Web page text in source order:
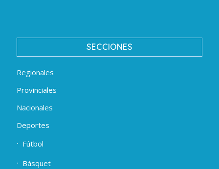
SECCIONES
Regionales
Provinciales
Nacionales
Deportes
Fútbol
Básquet